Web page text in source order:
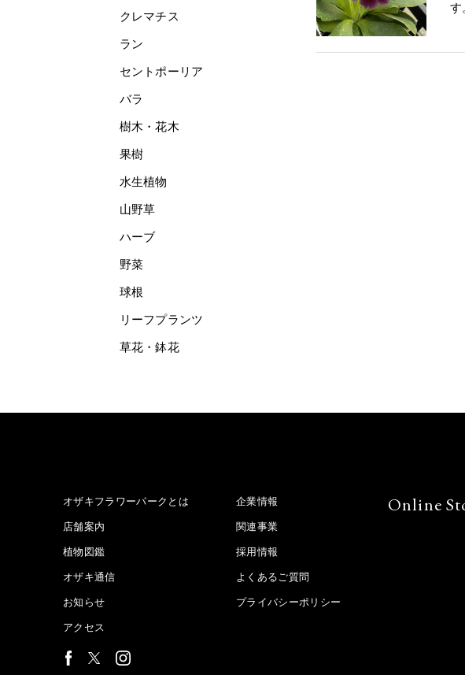
す
クレマチス
ラン
セントポーリア
バラ
樹木・花木
果樹
水生植物
山野草
ハーブ
野菜
球根
リーフプランツ
草花・鉢花
オザキフラワーパークとは
店舗案内
植物図鑑
オザキ通信
お知らせ
アクセス
企業情報
関連事業
採用情報
よくあるご質問
プライバシーポリシー
Online